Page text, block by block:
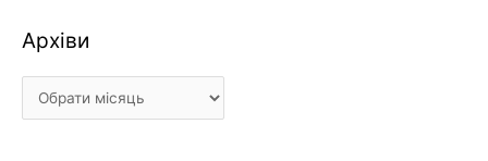
Архіви
Архіви